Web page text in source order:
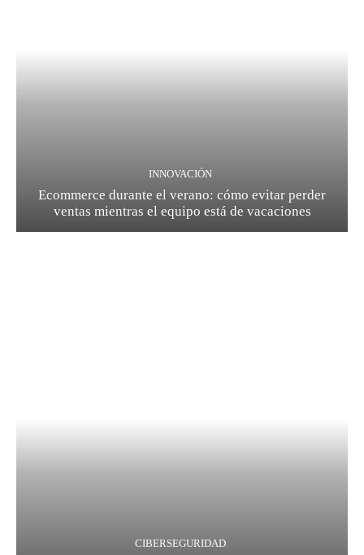
INNOVACIÓN
Ecommerce durante el verano: cómo evitar perder
ventas mientras el equipo está de vacaciones
CIBERSEGURIDAD